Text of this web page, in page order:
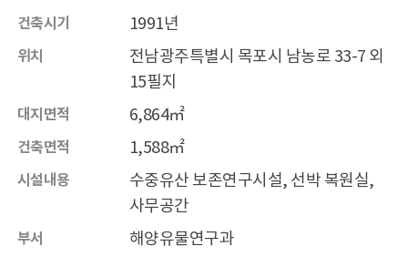
공공데이터 개방
이용마당
모바일 관리
개인정보처리방침
읽기전용프로그램 안내
건축시기 1991년
위치
전남광주특별시 목포시 남농로 33-7 외
15필지
대지면적 6,864㎡
건축면적 1,588㎡
시설내용
수중유산 보존연구시설, 선박 복원실,
사무공간
부서 해양유물연구과